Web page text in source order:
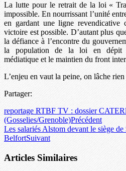
La lutte pour le retrait de la loi «
impossible. En nourrissant l’unité
en gardant une ligne revendicative
victoire est possible. D’autant plus
la défiance à l’encontre du
la population de la loi en dépit
médiatique et le maintien du front
L’enjeu en vaut la peine, on lâche rien
Partager:
reportage RTBF TV : dossier
(Gosselies/Grenoble)Précédent
Les salariés Alstom devant le siège
BelfortSuivant
Articles Similaires